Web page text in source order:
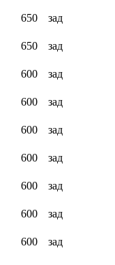
650 зад
650 зад
600 зад
600 зад
600 зад
600 зад
600 зад
600 зад
600 зад